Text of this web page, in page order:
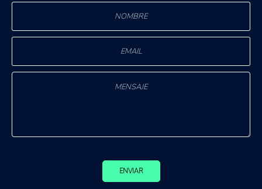
ENVIAR